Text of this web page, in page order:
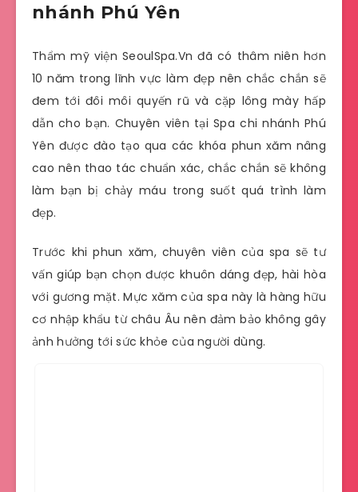
nhánh Phú Yên
Thẩm mỹ viện SeoulSpa.Vn đã có thâm niên hơn
10 năm trong lĩnh vực làm đẹp nên chắc chắn sẽ
đem tới đôi môi quyến rũ và cặp lông mày hấp
dẫn cho bạn. Chuyên viên tại Spa chi nhánh Phú
Yên được đào tạo qua các khóa phun xăm nâng
cao nên thao tác chuẩn xác, chắc chắn sẽ không
làm bạn bị chảy máu trong suốt quá trình làm
đẹp.
Trước khi phun xăm, chuyên viên của spa sẽ tư
vấn giúp bạn chọn được khuôn dáng đẹp, hài hòa
với gương mặt. Mực xăm của spa này là hàng hữu
cơ nhập khẩu từ châu Âu nên đảm bảo không gây
ảnh hưởng tới sức khỏe của người dùng.